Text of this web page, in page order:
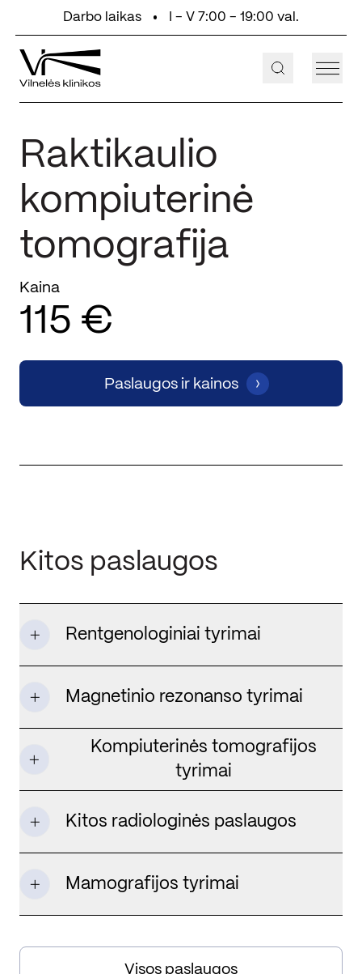
Eiti prie turinioDarbo laikas I - V 7:00 - 19:00 val.
+370 647 55 000
Raktikaulio
kompiuterinė
tomografija
Kaina
115 €
Paslaugos ir kainos
Kitos paslaugos
Rentgenologiniai tyrimai
Magnetinio rezonanso tyrimai
Kompiuterinės tomografijos
tyrimai
Kitos radiologinės paslaugos
Mamografijos tyrimai
Visos paslaugos